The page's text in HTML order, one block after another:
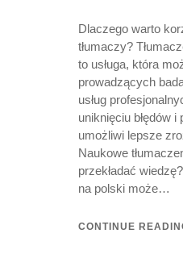
Dlaczego warto
tłumaczy?
to usługa, która
prowadzących
usług
uniknięciu błędów
umożliwi lepsze
Naukowe
przekładać
na polski może…
CONTINUE